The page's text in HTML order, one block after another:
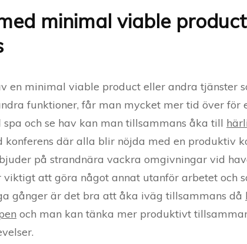
minimal viable
en minimal viable product eller andra tjänster
funktioner, får man mycket mer tid över för
och se hav kan man tillsammans åka till
konferens där alla blir nöjda med en produktiv
på strandnära vackra omgivningar vid
viktigt att göra något annat utanför arbetet och
gånger är det bra att åka iväg tillsammans då
och man kan tänka mer produktivt